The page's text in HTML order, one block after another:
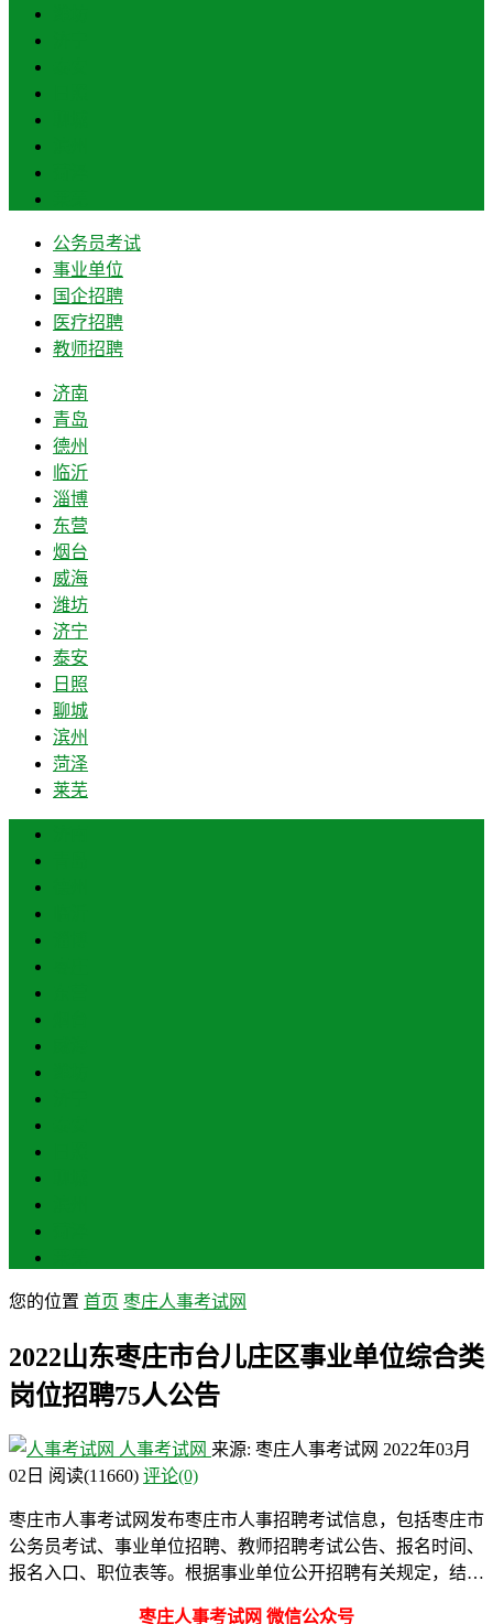
公务员考试
事业单位
国企招聘
医疗招聘
教师招聘
济南
青岛
德州
临沂
淄博
东营
烟台
威海
潍坊
济宁
泰安
日照
聊城
滨州
菏泽
莱芜
您的位置 首页 枣庄人事考试网
2022山东枣庄市台儿庄区事业单位综合类
岗位招聘75人公告
人事考试网 来源: 枣庄人事考试网 2022年03月
02日 阅读(11660) 评论(0)
枣庄市人事考试网发布枣庄市人事招聘考试信息，包括枣庄市
公务员考试、事业单位招聘、教师招聘考试公告、报名时间、
报名入口、职位表等。根据事业单位公开招聘有关规定，结…
枣庄人事考试网 微信公众号